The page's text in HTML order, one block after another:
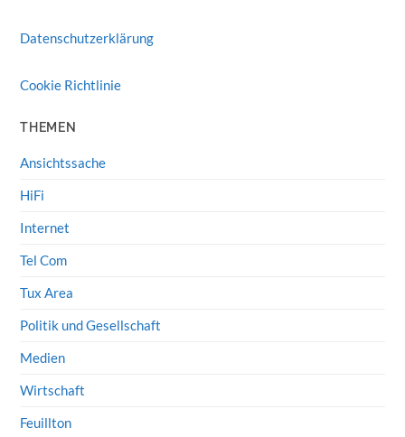
Datenschutzerklärung
Cookie Richtlinie
THEMEN
Ansichtssache
HiFi
Internet
Tel Com
Tux Area
Politik und Gesellschaft
Medien
Wirtschaft
Feuillton